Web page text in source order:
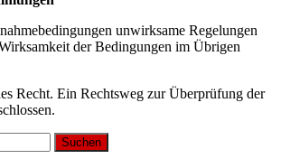
unwirksame Regelungen
der Bedingungen im Übrigen
Recht. Ein Rechtsweg zur Überprüfung der